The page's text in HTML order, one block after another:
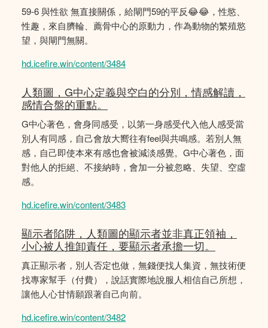
59-6 與性欲 無直接關係，給閘門59的平反😂😂，性慾、
性趣，來自臍輪、薦骨中心的原動力，作為動物的繁殖慾
望，與閘門無關。
hd.icefire.win/content/3484
人類圖，G中心定義與空白的分別，情感解讀，
感情合盤的重點。
G中心著色，會身同感受，以第一身感受代入他人感受當
別人有同感，自己會放大嚮往有feel與共鳴感。若別人無
感，自己即使本來有感也會被減淡感覺。G中心著色，面
對他人的拒絕、不接納時，會加一分被忽略、失望、空虛
感。
hd.icefire.win/content/3483
顯示者陷阱，人類圖的顯示者並非真正領袖，
小心被人推卸責任，要顯示者承擔一切。
真正顯示者，別人否定也做，無錢便找人集資，無技術便
找專家幫手（付費），說話實際地說服人相信自己所想，
讓他人心甘情願跟著自己向前。
hd.icefire.win/content/3482